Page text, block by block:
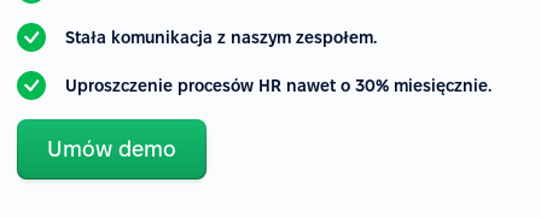
Stała komunikacja z naszym zespołem.
Uproszczenie procesów HR nawet o 30% miesięcznie.
Umów demo